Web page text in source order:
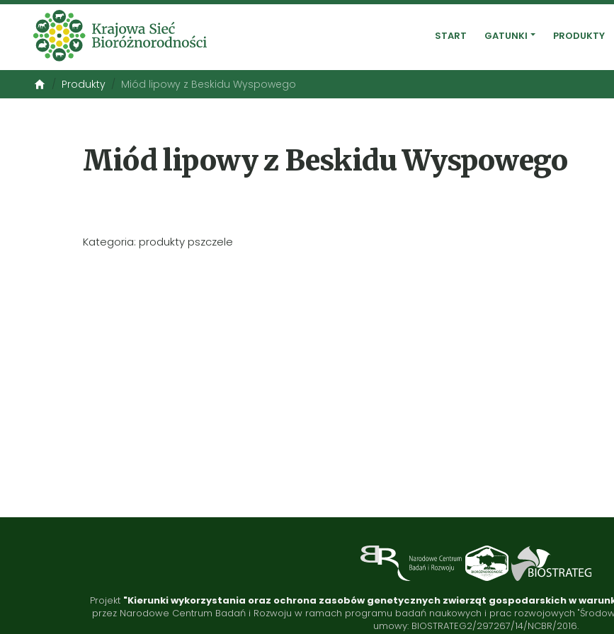
START GATUNKI PRODUKTY
Produkty Miód lipowy z Beskidu Wyspowego
Miód lipowy z Beskidu Wyspowego
Kategoria: produkty pszczele
Projekt "Kierunki wykorzystania oraz ochrona zasobów genetycznych zwierząt gospodarskich w
przez Narodowe Centrum Badań i Rozwoju w ramach programu badań naukowych i prac rozwojowych
umowy: BIOSTRATEG2/297267/14/NCBR/2016.